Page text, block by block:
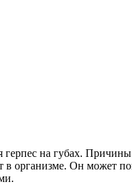
герпес на губах.
в организме. Он может